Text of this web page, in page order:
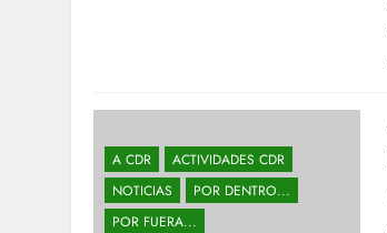
A CDR
ACTIVIDADES CDR
NOTICIAS
POR DENTRO...
POR FUERA...